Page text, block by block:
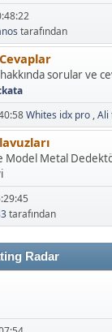
tarafından
sorular ve
Whites idx pro ,Ali
Model Metal
tarafından
Radar